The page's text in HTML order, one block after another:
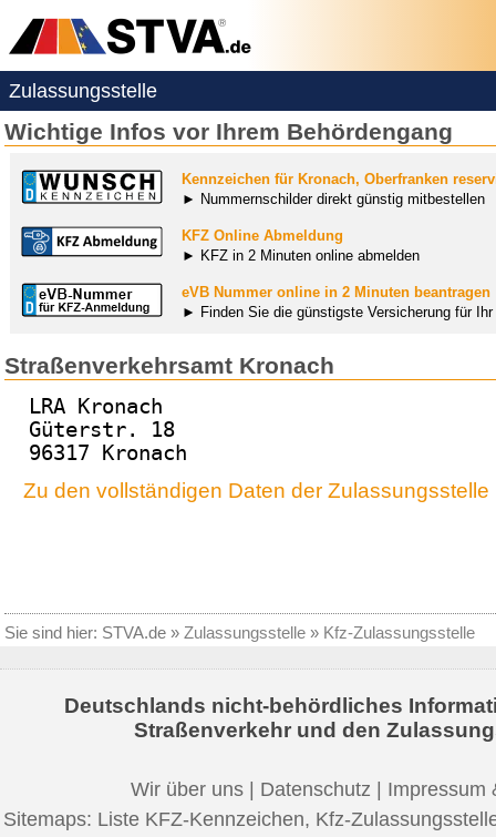
Zulassungsstelle
Wichtige Infos vor Ihrem Behördengang
Kennzeichen für Kronach, Oberfranken
► Nummernschilder direkt günstig mitbestellen
KFZ Online Abmeldung
► KFZ in 2 Minuten online abmelden
eVB Nummer online in 2 Minuten beantragen
► Finden Sie die günstigste Versicherung für
Straßenverkehrsamt Kronach
LRA Kronach
Güterstr. 18
96317 Kronach
Zu den vollständigen Daten der Zulassungsstelle
Sie sind hier: STVA.de » Zulassungsstelle » Kfz-Zulassungsstelle
Deutschlands nicht-behördliches
Straßenverkehr und den
Wir über uns Datenschutz
Impressum
Sitemaps: Liste KFZ-Kennzeichen, Kfz-